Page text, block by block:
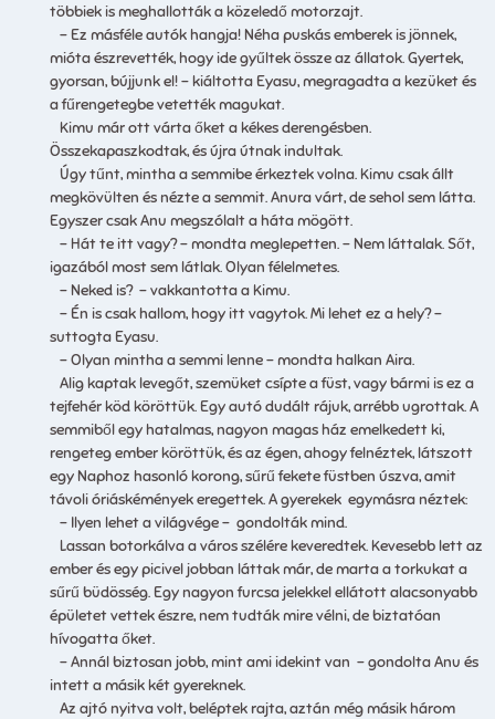
többiek is meghallották a közeledő motorzajt.
– Ez másféle autók hangja! Néha puskás emberek is jönnek,
mióta észrevették, hogy ide gyűltek össze az állatok. Gyertek,
gyorsan, bújjunk el! – kiáltotta Eyasu, megragadta a kezüket és
a fűrengetegbe vetették magukat.
Kimu már ott várta őket a kékes derengésben.
Összekapaszkodtak, és újra útnak indultak.
Úgy tűnt, mintha a semmibe érkeztek volna. Kimu csak állt
megkövülten és nézte a semmit. Anura várt, de sehol sem látta.
Egyszer csak Anu megszólalt a háta mögött.
– Hát te itt vagy? – mondta meglepetten. – Nem láttalak. Sőt,
igazából most sem látlak. Olyan félelmetes.
– Neked is? – vakkantotta a Kimu.
– Én is csak hallom, hogy itt vagytok. Mi lehet ez a hely? –
suttogta Eyasu.
– Olyan mintha a semmi lenne – mondta halkan Aira.
Alig kaptak levegőt, szemüket csípte a füst, vagy bármi is ez a
tejfehér köd köröttük. Egy autó dudált rájuk, arrébb ugrottak. A
semmiből egy hatalmas, nagyon magas ház emelkedett ki,
rengeteg ember köröttük, és az égen, ahogy felnéztek, látszott
egy Naphoz hasonló korong, sűrű fekete füstben úszva, amit
távoli óriáskémények eregettek. A gyerekek egymásra néztek:
– Ilyen lehet a világvége – gondolták mind.
Lassan botorkálva a város szélére keveredtek. Kevesebb lett az
ember és egy picivel jobban láttak már, de marta a torkukat a
sűrű büdösség. Egy nagyon furcsa jelekkel ellátott alacsonyabb
épületet vettek észre, nem tudták mire vélni, de biztatóan
hívogatta őket.
– Annál biztosan jobb, mint ami idekint van – gondolta Anu és
intett a másik két gyereknek.
Az ajtó nyitva volt, beléptek rajta, aztán még másik három